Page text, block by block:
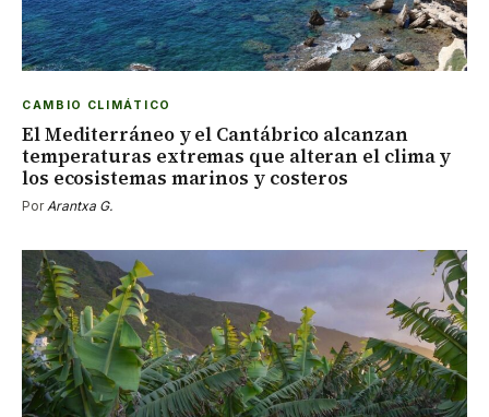
CAMBIO CLIMÁTICO
El Mediterráneo y el Cantábrico alcanzan
temperaturas extremas que alteran el clima y
los ecosistemas marinos y costeros
Por Arantxa G.